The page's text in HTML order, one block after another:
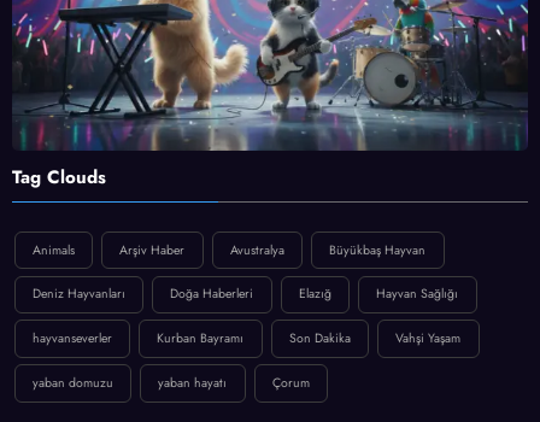
Tag Clouds
Animals Arşiv Haber Avustralya Büyükbaş Hayvan
Deniz Hayvanları Doğa Haberleri Elazığ Hayvan Sağlığı
hayvanseverler Kurban Bayramı Son Dakika Vahşi Yaşam
yaban domuzu yaban hayatı Çorum